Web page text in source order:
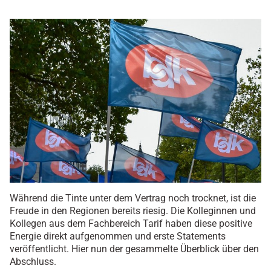
Während die Tinte unter dem Vertrag noch trocknet, ist die
Freude in den Regionen bereits riesig. Die Kolleginnen und
Kollegen aus dem Fachbereich Tarif haben diese positive
Energie direkt aufgenommen und erste Statements
veröffentlicht. Hier nun der gesammelte Überblick über den
Abschluss.